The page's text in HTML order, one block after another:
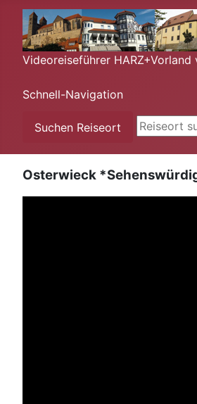
Videoreiseführer
Schnell-Navigation
Suchen Reiseort
Suchen ...
Osterwieck